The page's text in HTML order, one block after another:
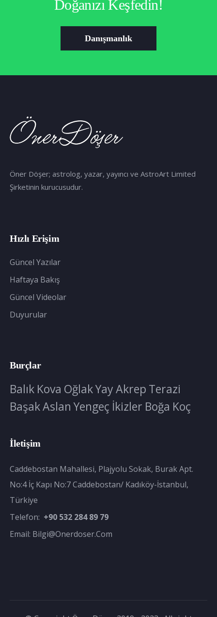
Doğanızı Keşfedin!
Danışmanlık
Öner Döşer; astrolog, yazar, yayıncı ve AstroArt Limited
Şirketinin kurucusudur.
Hızlı Erişim
Güncel Yazılar
Haftaya Bakış
Güncel Videolar
Duyurular
Burçlar
Balık Kova OğlakYayAkrep Terazi
BaşakAslan Yengeç İkizler Boğa Koç
İletişim
Caddebostan Mahallesi, Plajyolu Sokak, Burak Apt.
No:4 İç Kapı No:7 Caddebostan/ Kadıköy-İstanbul,
Türkiye
Telefon: +90 532 284 89 79
Email: Bilgi@onerdoser.com